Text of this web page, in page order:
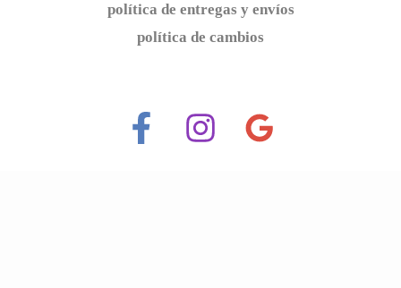
política de entregas y envíos
política de cambios